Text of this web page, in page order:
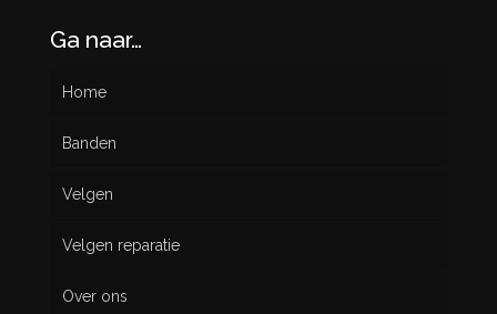
Ga naar…
Home
Banden
Nieuw
Gebruikt
Velgen
Velgen reparatie
Over ons